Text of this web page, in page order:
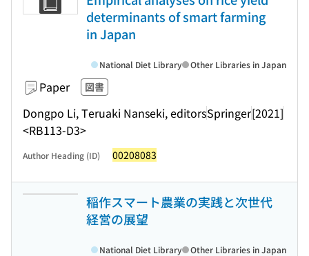
determinants of smart farming
in Japan
Paper 図書
Dongpo Li, Teruaki Nanseki, editorsSpringer[2021]
<RB113-D3>
National Diet Library Other Libraries in Japan
Author Heading (ID) 00208083
稲作スマート農業の実践と次世代
経営の展望
National Diet Library Other Libraries in Japan